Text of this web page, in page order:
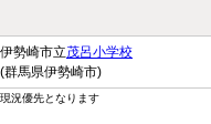
伊勢崎市立茂呂小学校
(群馬県伊勢崎市)
況優先となります